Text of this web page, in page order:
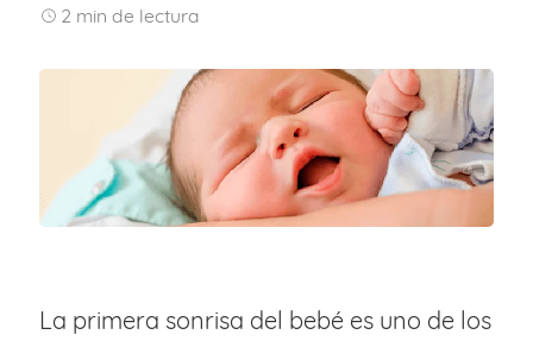
2 min de lectura
La primera sonrisa del bebé es uno de los